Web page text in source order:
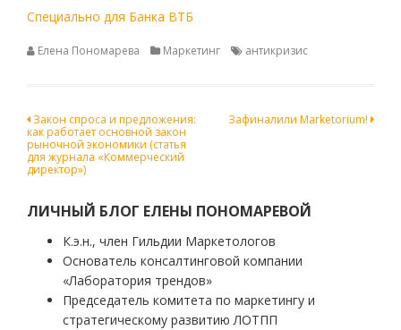
Специально для Банка ВТБ
Елена Пономарева Маркетинг антикризис
Навигация
по
записям
Закон спроса и предложения:
как работает основной закон
рыночной экономики (статья
для журнала «Коммерческий
директор»)
Зафиналили Marketorium!
ЛИЧНЫЙ БЛОГ ЕЛЕНЫ ПОНОМАРЕВОЙ
К.э.н., член Гильдии Маркетологов
Основатель консалтинговой компании
«Лаборатория трендов»
Председатель комитета по маркетингу и
стратегическому развитию ЛОТПП